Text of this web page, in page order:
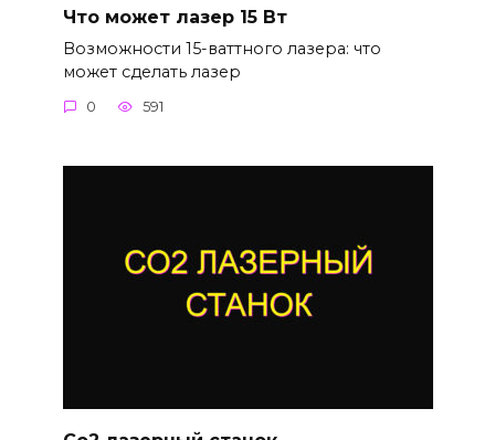
Что может лазер 15 Вт
Возможности 15-ваттного лазера: что
может сделать лазер
0 591